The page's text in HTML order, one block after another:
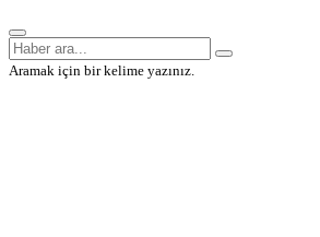
Aramak için bir kelime yazınız.